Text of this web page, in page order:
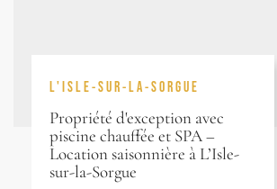
L'ISLE-SUR-LA-SORGUE
Propriété d'exception avec
piscine chauffée et SPA –
Location saisonnière à L’Isle-
sur-la-Sorgue